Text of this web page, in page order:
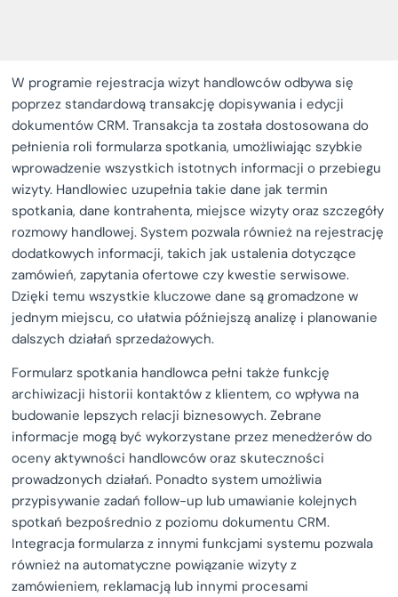
W programie rejestracja wizyt handlowców odbywa się
poprzez standardową transakcję dopisywania i edycji
dokumentów CRM. Transakcja ta została dostosowana do
pełnienia roli formularza spotkania, umożliwiając szybkie
wprowadzenie wszystkich istotnych informacji o przebiegu
wizyty. Handlowiec uzupełnia takie dane jak termin
spotkania, dane kontrahenta, miejsce wizyty oraz szczegóły
rozmowy handlowej. System pozwala również na rejestrację
dodatkowych informacji, takich jak ustalenia dotyczące
zamówień, zapytania ofertowe czy kwestie serwisowe.
Dzięki temu wszystkie kluczowe dane są gromadzone w
jednym miejscu, co ułatwia późniejszą analizę i planowanie
dalszych działań sprzedażowych.
Formularz spotkania handlowca pełni także funkcję
archiwizacji historii kontaktów z klientem, co wpływa na
budowanie lepszych relacji biznesowych. Zebrane
informacje mogą być wykorzystane przez menedżerów do
oceny aktywności handlowców oraz skuteczności
prowadzonych działań. Ponadto system umożliwia
przypisywanie zadań follow-up lub umawianie kolejnych
spotkań bezpośrednio z poziomu dokumentu CRM.
Integracja formularza z innymi funkcjami systemu pozwala
również na automatyczne powiązanie wizyty z
zamówieniem, reklamacją lub innymi procesami